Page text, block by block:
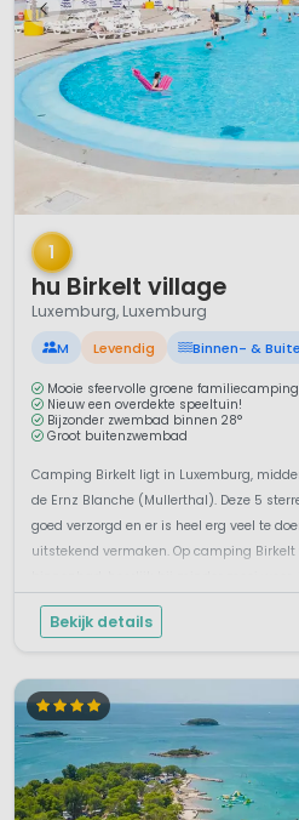
1 / 12
1
hu Birkelt village
Luxemburg, Luxemburg
M Levendig Binnen- &
Mooie sfeervolle groene
Nieuw een overdekte speeltuin!
Bijzonder zwembad binnen 28°
Groot buitenzwembad
Camping Birkelt ligt in Luxemburg,
de Ernz Blanche (Mullerthal). Deze 5
goed verzorgd en er is heel erg veel te
uitstekend vermaken. Op camping
ti...
Bekijk details